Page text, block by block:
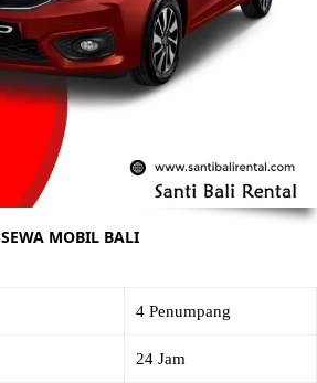
SEWA MOBIL BALI
4 Penumpang
24 Jam